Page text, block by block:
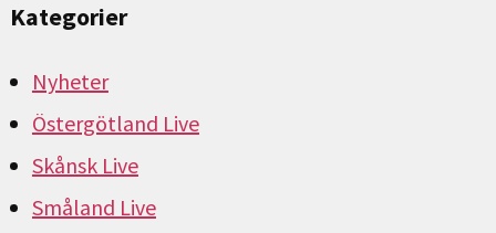
Kategorier
Nyheter
Östergötland Live
Skånsk Live
Småland Live